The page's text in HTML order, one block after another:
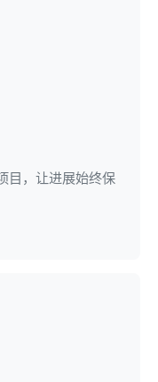
目，让进展始终保